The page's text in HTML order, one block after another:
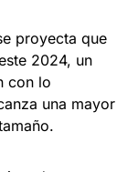
proyecta que
2024, un
con lo
una mayor